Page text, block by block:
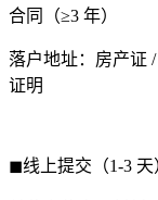
合同（≥3 年）
落户地址：房产证
证明
◼线上提交（1-3 天